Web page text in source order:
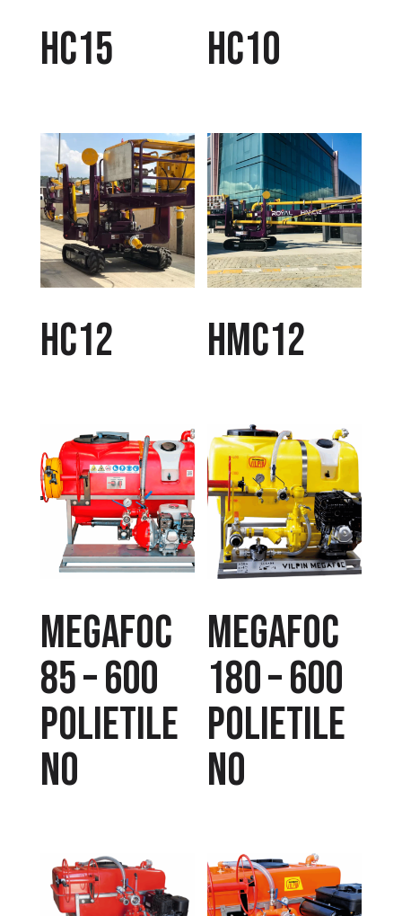
HC15 HC10
HC12 HMC12
MEGAFOC
85 – 600
POLIETILE
NO
MEGAFOC
180 – 600
POLIETILE
NO